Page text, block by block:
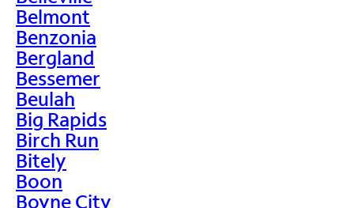
Belmont
Benzonia
Bergland
Bessemer
Beulah
Big Rapids
Birch Run
Bitely
Boon
Boyne City